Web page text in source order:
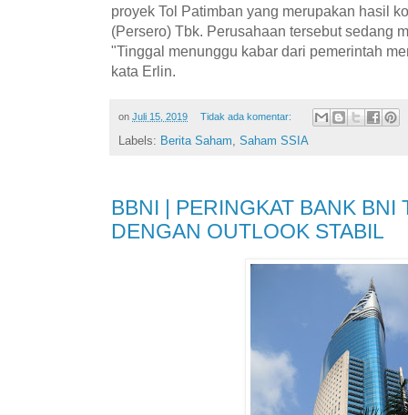
proyek Tol Patimban yang merupakan hasil
(Persero) Tbk. Perusahaan tersebut sedang
"Tinggal menunggu kabar dari pemerintah
kata Erlin.
on Juli 15, 2019 Tidak ada komentar:
Labels: Berita Saham, Saham SSIA
BBNI | PERINGKAT BANK BNI
DENGAN OUTLOOK STABIL